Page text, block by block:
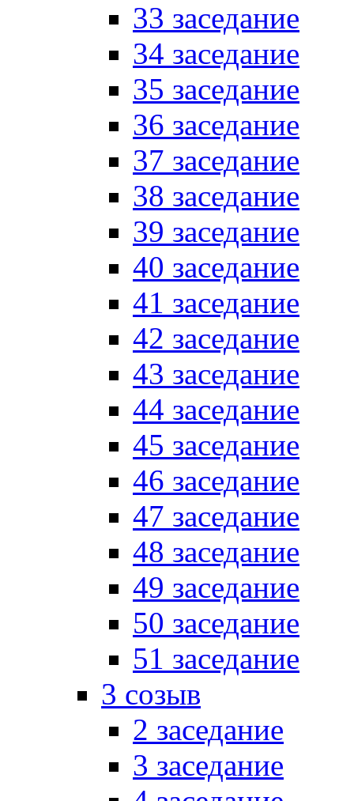
33 заседание
34 заседание
35 заседание
36 заседание
37 заседание
38 заседание
39 заседание
40 заседание
41 заседание
42 заседание
43 заседание
44 заседание
45 заседание
46 заседание
47 заседание
48 заседание
49 заседание
50 заседание
51 заседание
3 созыв
2 заседание
3 заседание